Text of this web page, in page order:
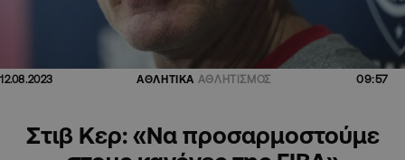
12.08.2023 ΑΘΛΗΤΙΚΑ ΑΘΛΗΤΙΣΜΟΣ 09:57
Στιβ Κερ: «Να προσαρμοστούμε